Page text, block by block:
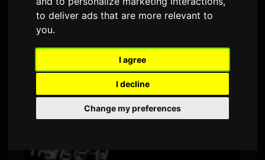
to deliver ads that are more relevant to
you.
I agree
I decline
Change my preferences
โดยSam 6 กรกฎาคม 2026
แปลจากภาษาอังกฤษ
1,495 ครั้งที่เข้าชม
ฮานา โฮป จะปล่อยซิงเกิลใหม่ "Hearts Glow" ในวัน
ที่ 5 สิงหาคมนี้ โดยเพลงนี้ใช้เป็นเพลงปิดของอนิเมะ
โทรทัศน์ต้นฉบับเรื่องSayonara Laraซึ่งเริ่มออก
อากาศในวันที่ 5 กรกฎาคมที่ผ่านมา